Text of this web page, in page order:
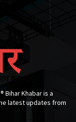
Bihar Khabar is a
latest updates from